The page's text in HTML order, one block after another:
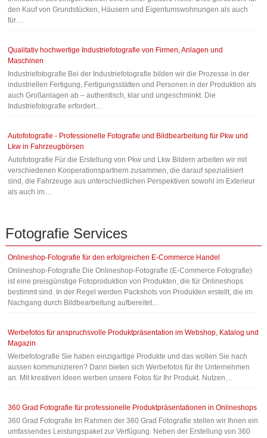
den Kauf von Grundstücken, Häusern und Eigentumswohnungen als auch
für…
Qualitativ hochwertige Industriefotografie von Firmen, Anlagen und
Maschinen
Industriefotografie Bei der Industriefotografie bilden wir die Prozesse in der
industriellen Fertigung, Fertigungsstätten und Personen in der Produktion als
auch Großanlagen ab – authentisch, klar und ungeschminkt. Die
Industriefotografie erfordert…
Autofotografie - Professionelle Fotografie und Bildbearbeitung für Pkw und
Lkw in Fahrzeugbörsen
Autofotografie Für die Erstellung von Pkw und Lkw Bildern arbeiten wir mit
verschiedenen Kooperationspartnern zusammen, die darauf spezialisiert
sind, die Fahrzeuge aus unterschiedlichen Perspektiven sowohl im Exterieur
als auch im…
Fotografie Services
Onlineshop-Fotografie für den erfolgreichen E-Commerce Handel
Onlineshop-Fotografie Die Onlineshop-Fotografie (E-Commerce Fotografie)
ist eine preisgünstige Fotoproduktion von Produkten, die für Onlineshops
bestimmt sind. In der Regel werden Packshots von Produkten erstellt, die im
Nachgang durch Bildbearbeitung aufbereitet…
Werbefotos für anspruchsvolle Produktpräsentation im Webshop, Katalog und
Magazin
Werbefotografie Sie haben einzigartige Produkte und das wollen Sie nach
aussen kommunizieren? Dann bieten sich Werbefotos für Ihr Unternehmen
an. Mit kreativen Ideen werben unsere Fotos für Ihr Produkt. Nutzen…
360 Grad Fotografie für professionelle Produktpräsentationen in Onlineshops
360 Grad Fotografie Im Rahmen der 360 Grad Fotografie stellen wir Ihnen ein
umfassendes Leistungspaket zur Verfügung. Neben der Erstellung von 360